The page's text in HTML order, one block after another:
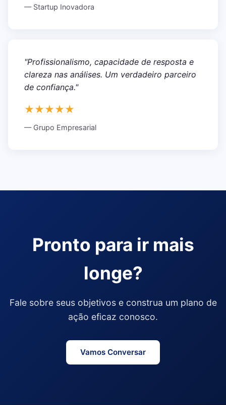
— Startup Inovadora
"Profissionalismo, capacidade de resposta e
clareza nas análises. Um verdadeiro parceiro
de confiança."
★★★★★
— Grupo Empresarial
Pronto para ir mais
longe?
Fale sobre seus objetivos e construa um plano de
ação eficaz conosco.
Vamos Conversar